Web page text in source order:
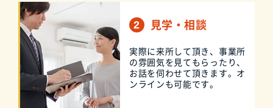
見学・相談
実際に来所して頂き、事業所
の雰囲気を見てもらったり、
お話を伺わせて頂きます。オ
ンラインも可能です。